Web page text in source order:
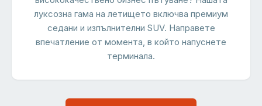
луксозна гама на летището включва премиум
седани и изпълнителни SUV. Направете
впечатление от момента, в който напуснете
терминала.